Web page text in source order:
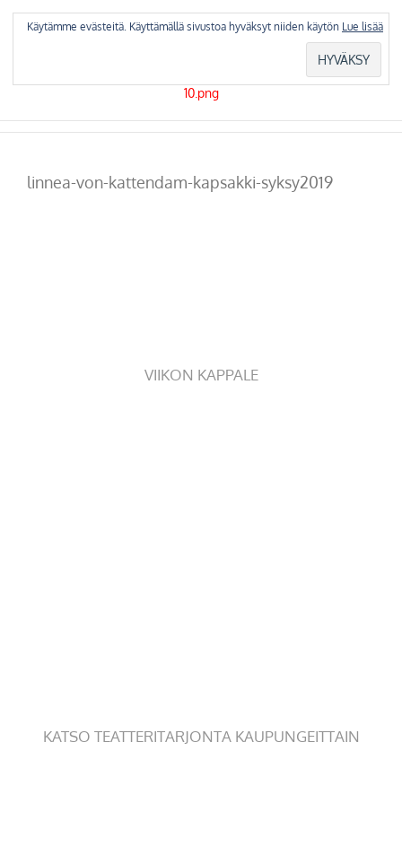
linnea-von-kattendam-kapsakki-syksy2019
VIIKON KAPPALE
KATSO TEATTERITARJONTA KAUPUNGEITTAIN
Käytämme evästeitä. Käyttämällä sivustoa hyväksyt niiden käytön Lue lisää